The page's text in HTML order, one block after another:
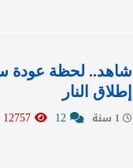
شاهد.. لحظة عودة
إطلاق النار